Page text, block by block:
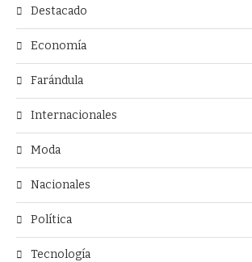
Destacado
Economía
Farándula
Internacionales
Moda
Nacionales
Política
Tecnología